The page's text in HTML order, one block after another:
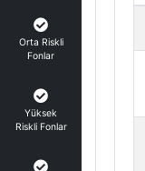
Orta Riskli
Fonlar
Yüksek
Riskli Fonlar